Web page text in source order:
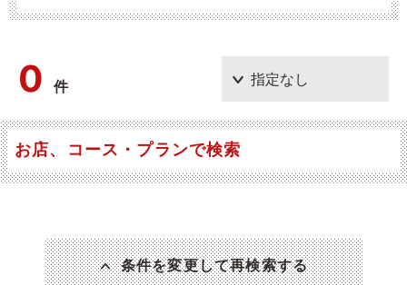
0件
お店、コース・プランで検索
条件を変更して再検索する